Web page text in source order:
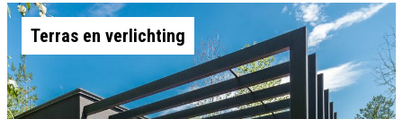
Terras en verlichting